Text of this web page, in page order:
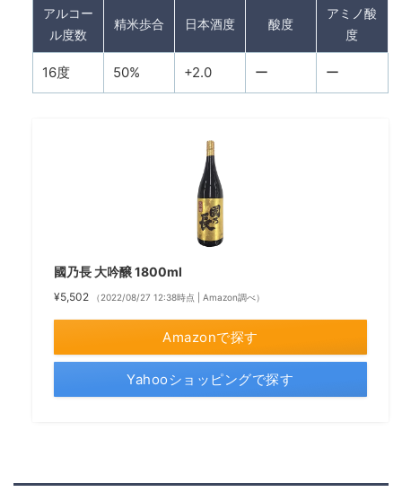
アルコー
ル度数
精米歩合 日本酒度 酸度
アミノ酸
度
16度 50% +2.0 ー ー
國乃長 大吟醸 1800ml
¥5,502 （2022/08/27 12:38時点 | Amazon調べ）
Amazonで探す
Yahooショッピングで探す